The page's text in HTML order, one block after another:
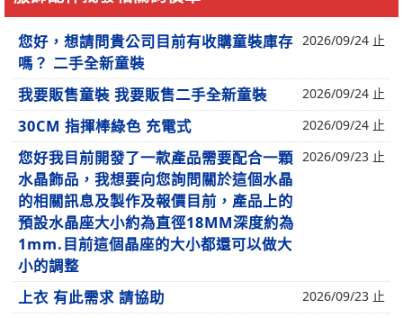
您好，想請問貴公司目前有收購童裝庫存
嗎？ 二手全新童裝
2026/09/24 止
我要販售童裝 我要販售二手全新童裝 2026/09/24 止
30CM 指揮棒綠色 充電式 2026/09/24 止
您好我目前開發了一款產品需要配合一顆
水晶飾品，我想要向您詢問關於這個水晶
的相關訊息及製作及報價目前，產品上的
預設水晶座大小約為直徑18MM深度約為
1mm.目前這個晶座的大小都還可以做大
小的調整
2026/09/23 止
上衣 有此需求 請協助 2026/09/23 止